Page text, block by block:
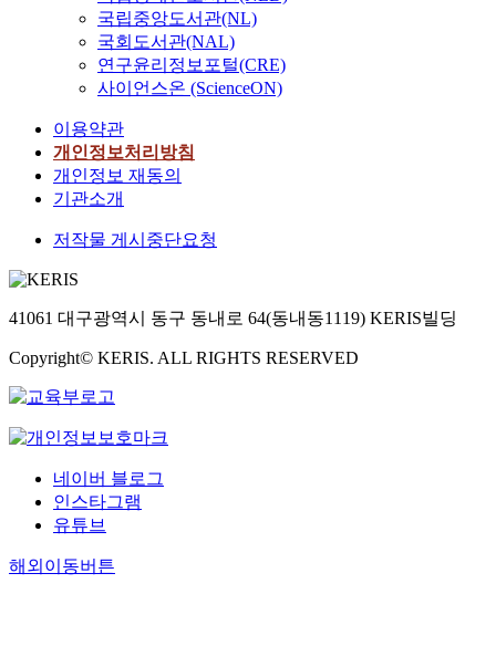
국립중앙도서관(NL)
국회도서관(NAL)
연구윤리정보포털(CRE)
사이언스온 (ScienceON)
이용약관
개인정보처리방침
개인정보 재동의
기관소개
저작물 게시중단요청
41061 대구광역시 동구 동내로 64(동내동1119) KERIS빌딩
Copyright© KERIS. ALL RIGHTS RESERVED
네이버 블로그
인스타그램
유튜브
해외이동버튼